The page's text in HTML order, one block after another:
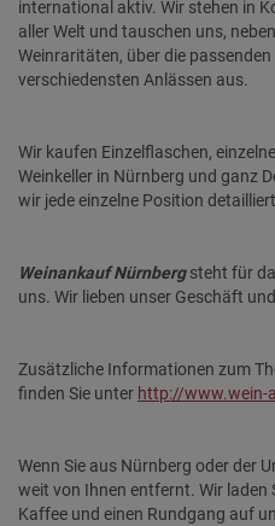
international aktiv. Wir stehen in
aller Welt und tauschen uns,
Weinraritäten, über die
verschiedensten Anlässen aus.
Wir kaufen Einzelflaschen,
Weinkeller in Nürnberg und ganz
wir jede einzelne Position
Weinankauf Nürnbergsteht für
uns. Wir lieben unser Geschäft
Zusätzliche Informationen zum
finden Sie unter http://www.wein-
Wenn Sie aus Nürnberg oder der
weit von Ihnen entfernt. Wir laden
Kaffee und einen Rundgang auf